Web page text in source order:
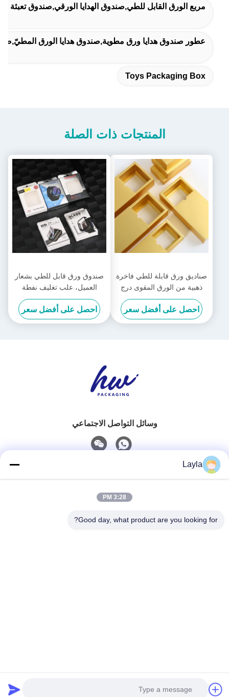
مربع الورق القابل للطي,صندوق الهدايا الورقي,صندوق تعبئة
عطور صندوق هدايا ورق مطوية,صندوق هدايا الورق
Toys Packaging Box
المنتجات ذات الصلة
صناديق ورق قابلة للطي فاخرة
ذهبية من الورق المقوى درج
منزلق من الورق المقوى
احصل على أفضل سعر
صندوق ورق قابل للطي بشعار
العميل، علب تغليف نفطة
للهاتف والساعة
احصل على أفضل سعر
وسائل التواصل الاجتماعي
0086-18688885859
جميع الحقوق محفوظة
Layla
3:28 PM
Good day, what product are you looking for?